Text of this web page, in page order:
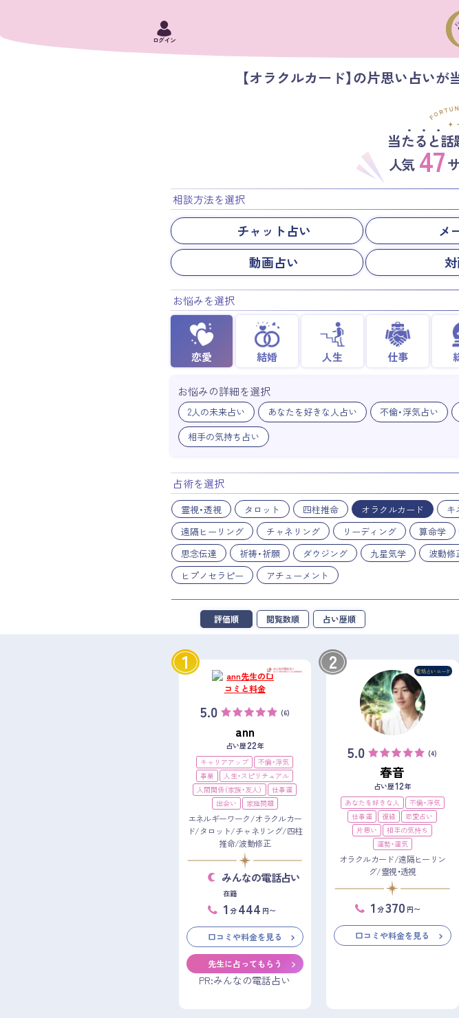
ログイン
【オラクルカード】の片思い占い
当たると話
人気 47
相談方法を選択
チャット占い メ
動画占い
お悩みを選択
恋愛 結婚 人生 仕事
お悩みの詳細を選択
2人の未来占い あなたを好きな人占い 不倫・浮気占い
相手の気持ち占い
占術を選択
霊視・透視 タロット 四柱推命 オラクルカード キ
遠隔ヒーリング
チャネリング リーディング 算命学
思念伝達
祈祷・祈願 ダウジング 九星気学 波動修
ヒプノセラピー
アチューメント
評価順 閲覧数順 占い歴順
1
5.0 (6)
ann
占い歴22年
キャリアアップ
不倫・浮気
事業
人生・スピリチュアル
人間関係（家族・友人）
仕事運
出会い
家庭問題
エネルギーワーク/オラクルカー
ド/タロット/チャネリング/四柱
推命/波動修正
みんなの電話占い
在籍
1 分 444 円〜
口コミや料金を見る
先生に占ってもらう
PR:みんなの電話占い
2
5.0 (4)
春音
占い歴12年
あなたを好きな人
不倫・浮気
仕事運
復縁
恋愛占い
片思い
相手の気持ち
運勢・運気
オラクルカード/遠隔ヒーリン
グ/霊視・透視
1 分370 円〜
口コミや料金を見る